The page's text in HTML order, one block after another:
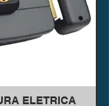
ELETRICA